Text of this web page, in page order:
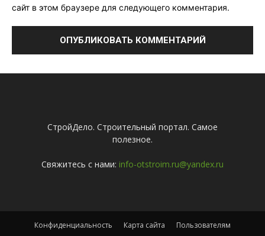
сайт в этом браузере для следующего комментария.
СтройДело. Строительный портал. Самое
полезное.
Свяжитесь с нами: info-otstroim.ru@yandex.ru
Конфиденциальность Карта сайта Пользователям